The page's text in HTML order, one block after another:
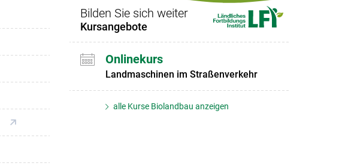
Bilden Sie sich weiter
Kursangebote
Onlinekurs
Landmaschinen im Straßenverkehr
alle Kurse Biolandbau anzeigen